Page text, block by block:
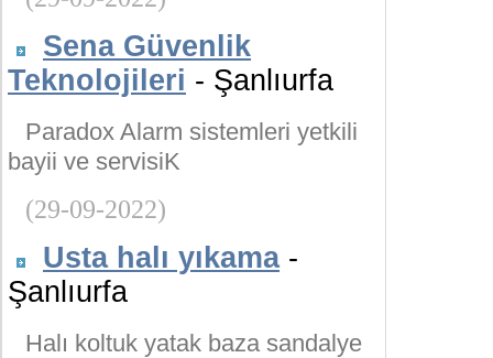
Sena Güvenlik
Teknolojileri - Şanlıurfa
Paradox Alarm sistemleri yetkili
bayii ve servisiK
(29-09-2022)
Usta halı yıkama-
Şanlıurfa
Halı koltuk yatak baza sandalye